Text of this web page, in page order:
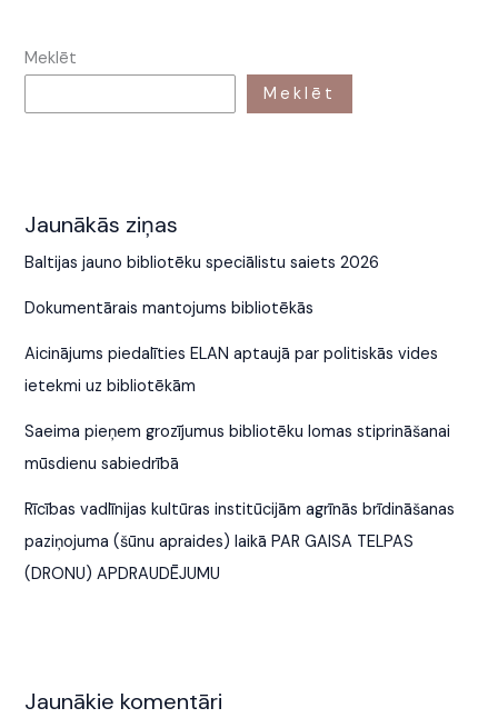
Meklēt
Meklēt
Jaunākās ziņas
Baltijas jauno bibliotēku speciālistu saiets 2026
Dokumentārais mantojums bibliotēkās
Aicinājums piedalīties ELAN aptaujā par politiskās vides
ietekmi uz bibliotēkām
Saeima pieņem grozījumus bibliotēku lomas stiprināšanai
mūsdienu sabiedrībā
Rīcības vadlīnijas kultūras institūcijām agrīnās brīdināšanas
paziņojuma (šūnu apraides) laikā PAR GAISA TELPAS
(DRONU) APDRAUDĒJUMU
Jaunākie komentāri